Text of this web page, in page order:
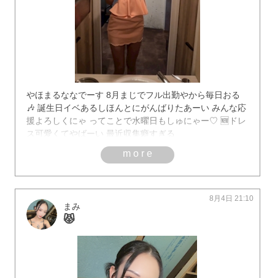
やほまるななでーす 8月まじでフル出勤やから毎日おる
🎶 誕生日イベあるしほんとにがんばりたあーい みんな応
援よろしくにゃ ってことで水曜日もしゅにゃー♡ 🆕ドレ
ス可愛くてやばーい 最近収集癖すぎる
more
まみ
😾
8月4日 21:10